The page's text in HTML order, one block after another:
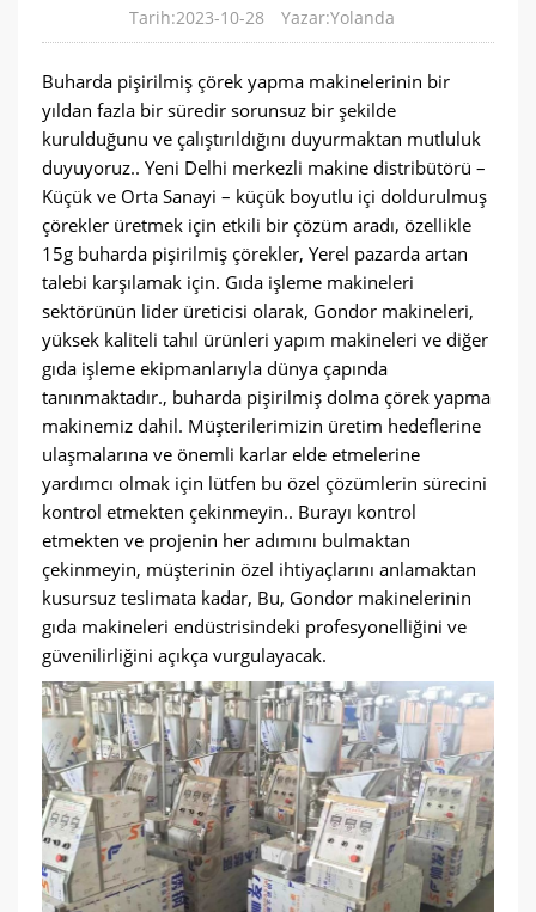
Tarih:2023-10-28 Yazar:Yolanda
Buharda pişirilmiş çörek yapma makinelerinin bir
yıldan fazla bir süredir sorunsuz bir şekilde
kurulduğunu ve çalıştırıldığını duyurmaktan mutluluk
duyuyoruz.. Yeni Delhi merkezli makine distribütörü –
Küçük ve Orta Sanayi – küçük boyutlu içi doldurulmuş
çörekler üretmek için etkili bir çözüm aradı, özellikle
15g buharda pişirilmiş çörekler, Yerel pazarda artan
talebi karşılamak için. Gıda işleme makineleri
sektörünün lider üreticisi olarak, Gondor makineleri,
yüksek kaliteli tahıl ürünleri yapım makineleri ve diğer
gıda işleme ekipmanlarıyla dünya çapında
tanınmaktadır., buharda pişirilmiş dolma çörek yapma
makinemiz dahil. Müşterilerimizin üretim hedeflerine
ulaşmalarına ve önemli karlar elde etmelerine
yardımcı olmak için lütfen bu özel çözümlerin sürecini
kontrol etmekten çekinmeyin.. Burayı kontrol
etmekten ve projenin her adımını bulmaktan
çekinmeyin, müşterinin özel ihtiyaçlarını anlamaktan
kusursuz teslimata kadar, Bu, Gondor makinelerinin
gıda makineleri endüstrisindeki profesyonelliğini ve
güvenilirliğini açıkça vurgulayacak.